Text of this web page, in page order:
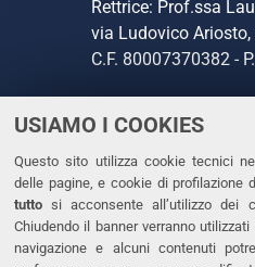
USIAMO I COOKIES
Questo sito utilizza cookie tecnici
delle pagine, e cookie di profilazione
tutto si acconsente all’utilizzo dei
Chiudendo il banner verranno
navigazione e alcuni contenuti
Rettrice: Prof.ssa
via Ludovico Ariosto,
C.F. 80007370382 -
CONTATTI
Tel. +39 0532
Fax. +39 0532 293031
PEC